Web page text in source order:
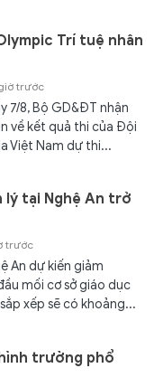
Trí tuệ nhân
trước
7/8, Bộ GD&ĐT nhận
về kết quả thi của Đội
Việt Nam dự thi...
lý tại Nghệ An trở
trước
An dự kiến giảm
mối cơ sở giáo dục
xếp sẽ có khoảng...
trường phổ